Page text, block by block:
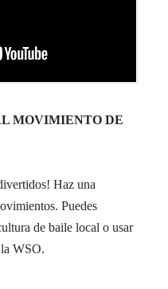
MOVIMIENTO DE
Haz una
Puedes
de baile local o usar
WSO.